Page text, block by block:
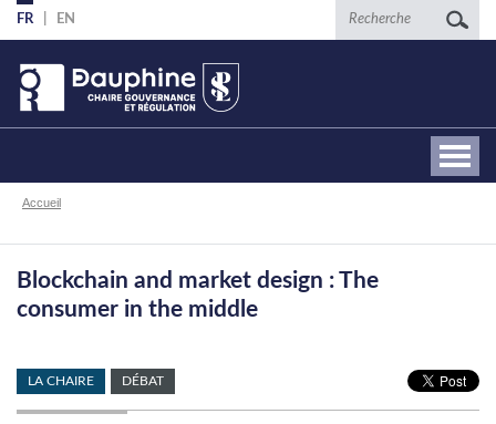
Aller
au
contenu
principal
FR EN Recherche
Fil
Accueil
Blockchain and market design : The
consumer in the middle
LA CHAIRE DÉBAT